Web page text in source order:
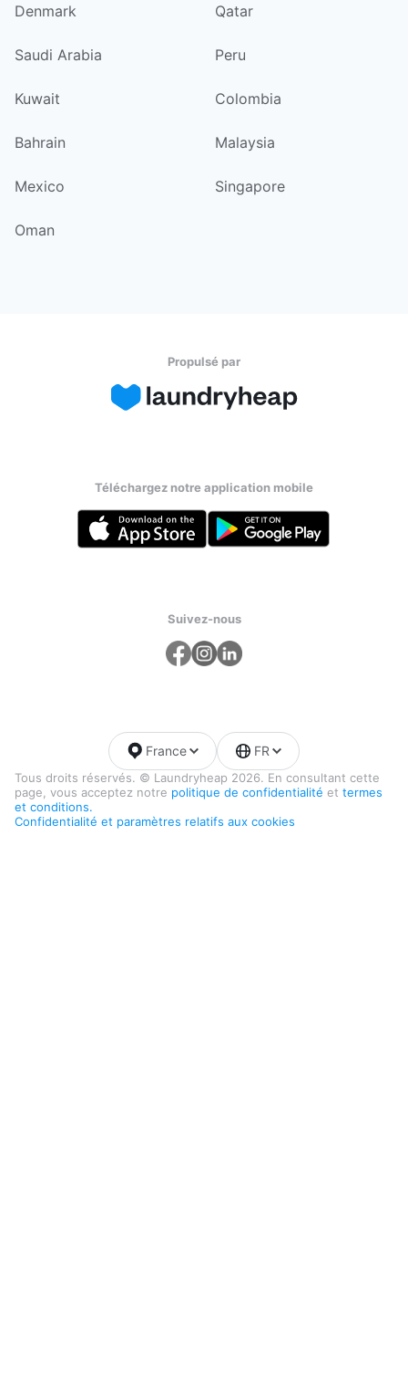
Denmark Qatar
Saudi Arabia Peru
Kuwait Colombia
Bahrain Malaysia
Mexico Singapore
Oman
Propulsé par
Téléchargez notre application mobile
Suivez-nous
Tous droits réservés. © Laundryheap 2026. En consultant cette
page, vous acceptez notre politique de confidentialité et termes
et conditions.
Confidentialité et paramètres relatifs aux cookies
France FR